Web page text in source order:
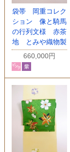
袋帯 岡重コレク
ション 像と騎馬
の行列文様 赤茶
地 とみや織物製
660,000円